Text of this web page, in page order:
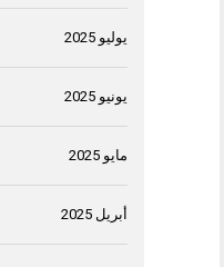
يوليو 2025
يونيو 2025
مايو 2025
أبريل 2025